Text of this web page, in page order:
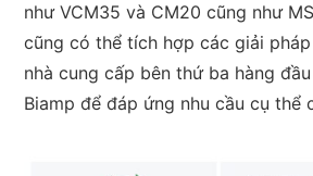
như VCM35 và CM20 cũng như
cũng có thể tích hợp các giải
nhà cung cấp bên thứ ba hàng
Biamp để đáp ứng nhu cầu cụ thể